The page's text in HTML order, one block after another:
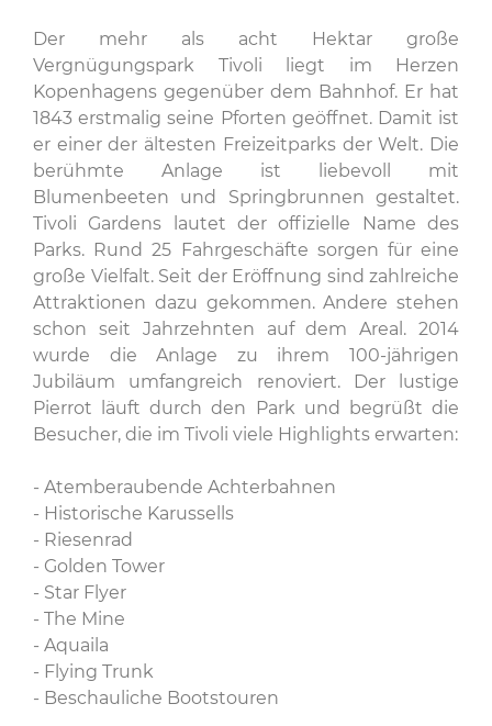
Der mehr als acht Hektar große
Vergnügungspark Tivoli liegt im Herzen
Kopenhagens gegenüber dem Bahnhof. Er hat
1843 erstmalig seine Pforten geöffnet. Damit ist
er einer der ältesten Freizeitparks der Welt. Die
berühmte Anlage ist liebevoll mit
Blumenbeeten und Springbrunnen gestaltet.
Tivoli Gardens lautet der offizielle Name des
Parks. Rund 25 Fahrgeschäfte sorgen für eine
große Vielfalt. Seit der Eröffnung sind zahlreiche
Attraktionen dazu gekommen. Andere stehen
schon seit Jahrzehnten auf dem Areal. 2014
wurde die Anlage zu ihrem 100-jährigen
Jubiläum umfangreich renoviert. Der lustige
Pierrot läuft durch den Park und begrüßt die
Besucher, die im Tivoli viele Highlights erwarten:
- Atemberaubende Achterbahnen
- Historische Karussells
- Riesenrad
- Golden Tower
- Star Flyer
- The Mine
- Aquaila
- Flying Trunk
- Beschauliche Bootstouren